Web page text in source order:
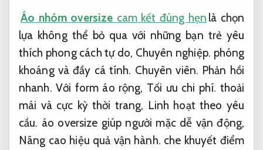
Áo nhóm oversize cam kết đúng hẹn là chọn
lựa không thể bỏ qua với những bạn trẻ yêu
thích phong cách tự do, Chuyên nghiệp. phóng
khoáng và đầy cá tính. Chuyên viên. Phản hồi
nhanh. Với form áo rộng, Tối ưu chi phí. thoải
mái và cực kỳ thời trang, Linh hoạt theo yêu
cầu. áo oversize giúp người mặc dễ vận động,
Nâng cao hiệu quả vận hành. che khuyết điểm